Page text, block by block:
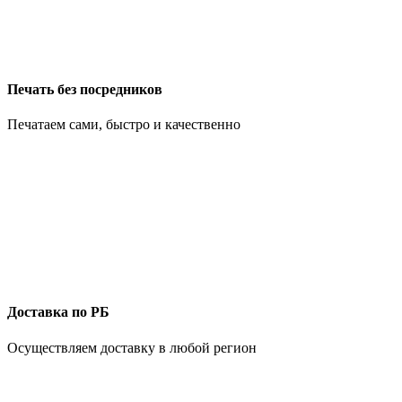
Печать без посредников
Печатаем сами, быстро и качественно
Доставка по РБ
Осуществляем доставку в любой регион